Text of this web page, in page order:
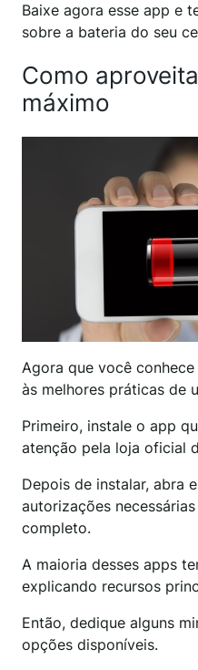
Baixe agora esse app e
sobre a bateria do seu
Como
máximo
Agora que você
às melhores práticas de
Primeiro, instale o app
atenção pela loja oficial
Depois de instalar, abra
autorizações
completo.
A maioria desses apps
explicando recursos
Então, dedique alguns
opções disponíveis.